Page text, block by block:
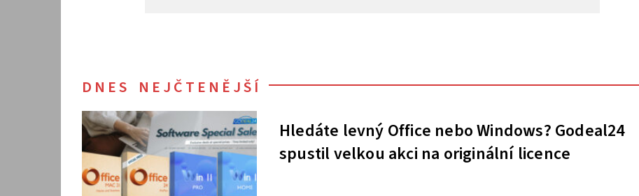
DNES NEJČTENĚJŠÍ
Hledáte levný Office nebo Windows? Godeal24
spustil velkou akci na originální licence